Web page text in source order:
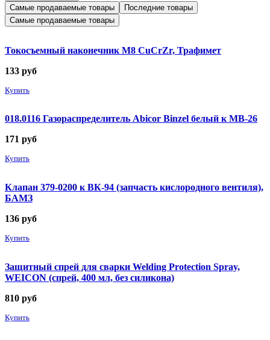
Самые продаваемые товары
Последние товары
Самые продаваемые товары
Токосъемный наконечник М8 CuCrZr, Трафимет
133 руб
Купить
018.0116 Газораспределитель Abicor Binzel белый к MB-26
171 руб
Купить
Клапан 379-0200 к ВК-94 (запчасть кислородного вентиля),
БАМЗ
136 руб
Купить
Защитный спрей для сварки Welding Protection Spray,
WEICON (спрей, 400 мл, без силикона)
810 руб
Купить